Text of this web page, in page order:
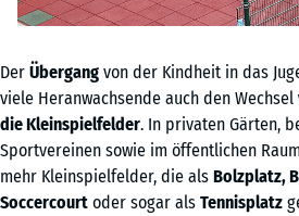
Der Übergang von der Kindheit in das
viele Heranwachsende auch den Wechsel
die Kleinspielfelder. In privaten Gärten,
Sportvereinen sowie im öffentlichen
mehr Kleinspielfelder, die als Bolzplatz,
Soccercourt oder sogar als Tennisplatz